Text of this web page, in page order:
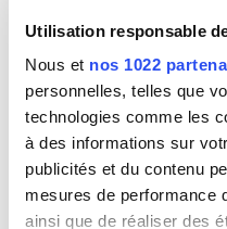
Utilisation responsable
Nous et nos 1022
personnelles, telles que
technologies comme les
à des informations sur
publicités et du contenu
mesures de performance
ainsi que de réaliser des
Gendrot)
2 personnalités du
: B. Spector (CNRS), I.
2 personnalités du
économique: F. Fau
d'entreprise)
2 représentants des
suppléant): M. Clément
C. Faivre), D. Mocq
A. Durand)
4 doctorantes
17 novembre 2023
Manon Boutin-Charles